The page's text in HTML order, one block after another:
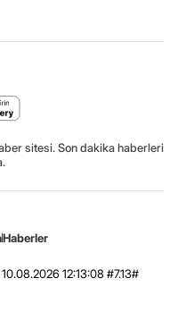
sitesi. Son dakika haberleri
Haberler
10.08.2026 12:13:08 #7.13#